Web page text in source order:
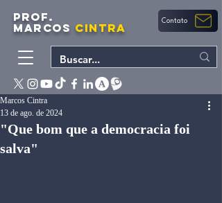
PROF.
MARCOS CINTRA Contato
"Que bom que a democracia foi
salva"
Marcos Cintra
13 de ago. de 2024